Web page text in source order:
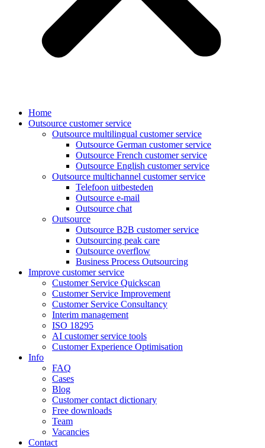
Home
Outsource customer service
Outsource multilingual customer service
Outsource German customer service
Outsource French customer service
Outsource English customer service
Outsource multichannel customer service
Telefoon uitbesteden
Outsource e-mail
Outsource chat
Outsource
Outsource B2B customer service
Outsourcing peak care
Outsource overflow
Business Process Outsourcing
Improve customer service
Customer Service Quickscan
Customer Service Improvement
Customer Service Consultancy
Interim management
ISO 18295
AI customer service tools
Customer Experience Optimisation
Info
FAQ
Cases
Blog
Customer contact dictionary
Free downloads
Team
Vacancies
Contact